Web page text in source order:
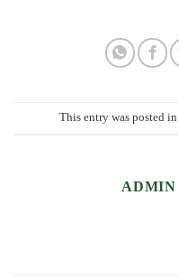
This entry was posted in
ADMIN